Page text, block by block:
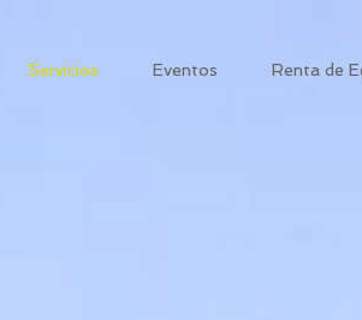
Servicios Eventos Renta de